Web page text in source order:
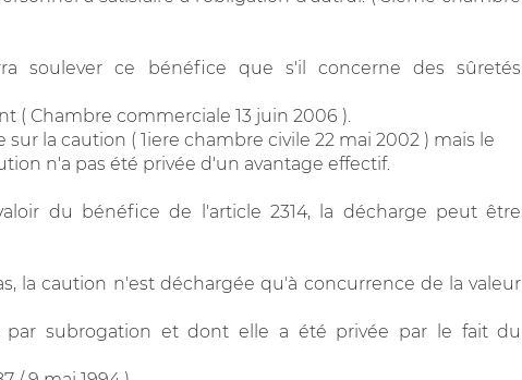
soulever ce bénéfice que s'il concerne des sûretés
( Chambre commerciale 13 juin 2006 ).
la caution ( 1iere chambre civile 22 mai 2002 ) mais le
n'a pas été privée d'un avantage effectif.
du bénéfice de l'article 2314, la décharge peut être
la caution n'est déchargée qu'à concurrence de la valeur
par subrogation et dont elle a été privée par le fait du